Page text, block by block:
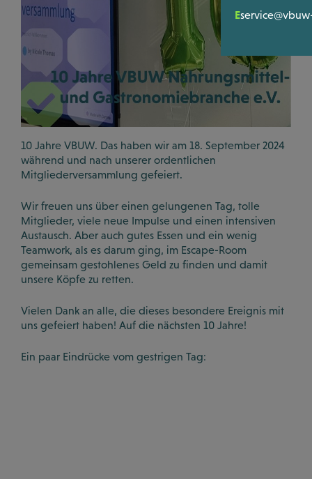
WISSEN &
News
Was wir
Satzung
Podcasts
Downloads
E
10 Jahre VBUW. Das haben wir am 18. September 2024
während und nach unserer ordentlichen
Mitgliederversammlung gefeiert.
Wir freuen uns über einen gelungenen Tag, tolle
Mitglieder, viele neue Impulse und einen intensiven
Austausch. Aber auch gutes Essen und ein wenig
Teamwork, als es darum ging, im Escape-Room
gemeinsam gestohlenes Geld zu finden und damit
unsere Köpfe zu retten.
Vielen Dank an alle, die dieses besondere Ereignis mit
uns gefeiert haben! Auf die nächsten 10 Jahre!
Ein paar Eindrücke vom gestrigen Tag: